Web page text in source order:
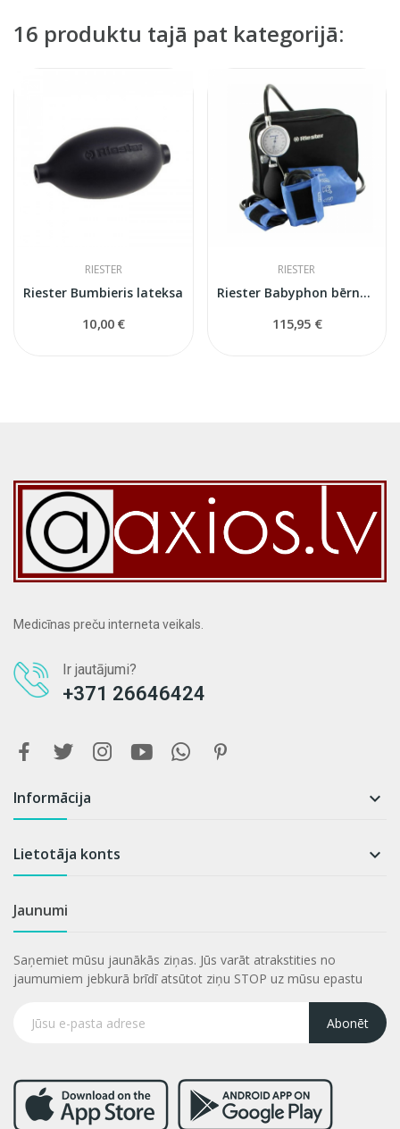
16 produktu tajā pat kategorijā:
RIESTER
Riester Bumbieris lateksa
10,00 €
RIESTER
Riester Babyphon bērnu sfigmomanometrs
115,95 €
Medicīnas preču interneta veikals.
Ir jautājumi?
+371 26646424
Informācija 
Lietotāja konts 
Jaunumi
Saņemiet mūsu jaunākās ziņas. Jūs varāt atrakstities no
jaumumiem jebkurā brīdī atsūtot ziņu STOP uz mūsu epastu
Abonēt